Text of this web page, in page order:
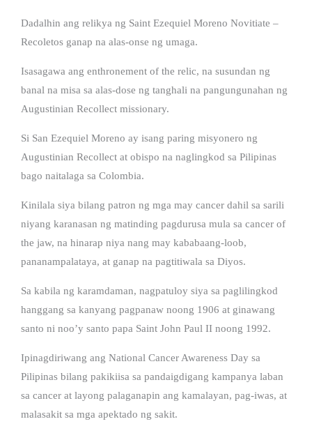
Dadalhin ang relikya ng Saint Ezequiel Moreno Novitiate –
Recoletos ganap na alas-onse ng umaga.
Isasagawa ang enthronement of the relic, na susundan ng
banal na misa sa alas-dose ng tanghali na pangungunahan ng
Augustinian Recollect missionary.
Si San Ezequiel Moreno ay isang paring misyonero ng
Augustinian Recollect at obispo na naglingkod sa Pilipinas
bago naitalaga sa Colombia.
Kinilala siya bilang patron ng mga may cancer dahil sa sarili
niyang karanasan ng matinding pagdurusa mula sa cancer of
the jaw, na hinarap niya nang may kababaang-loob,
pananampalataya, at ganap na pagtitiwala sa Diyos.
Sa kabila ng karamdaman, nagpatuloy siya sa paglilingkod
hanggang sa kanyang pagpanaw noong 1906 at ginawang
santo ni noo’y santo papa Saint John Paul II noong 1992.
Ipinagdiriwang ang National Cancer Awareness Day sa
Pilipinas bilang pakikiisa sa pandaigdigang kampanya laban
sa cancer at layong palaganapin ang kamalayan, pag-iwas, at
malasakit sa mga apektado ng sakit.